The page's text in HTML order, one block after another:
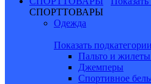
СПОРТТОВАРЫ
Одежда
Показать подкатегории
Пальто и
Джемперы
Спортивное